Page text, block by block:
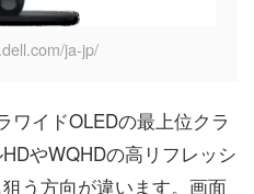
ja-jp/
ワイドOLEDの最上位クラ
やWQHDの高リフレッシ
う方向が違います。画面